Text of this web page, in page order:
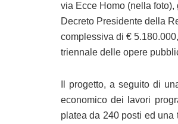
via Ecce Homo (nella foto),
Decreto Presidente della
complessiva di €
triennale delle opere
Il progetto, a seguito di
economico dei lavori
platea da 240 posti ed